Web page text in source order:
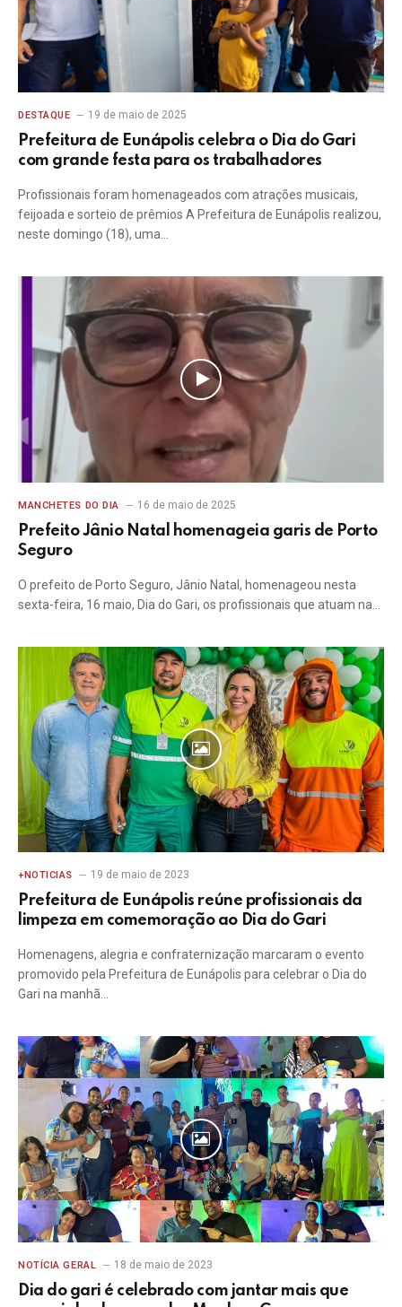
DESTAQUE 19 de maio de 2025
Prefeitura de Eunápolis celebra o Dia do Gari
com grande festa para os trabalhadores
Profissionais foram homenageados com atrações musicais,
feijoada e sorteio de prêmios A Prefeitura de Eunápolis realizou,
neste domingo (18), uma…
MANCHETES DO DIA 16 de maio de 2025
Prefeito Jânio Natal homenageia garis de Porto
Seguro
O prefeito de Porto Seguro, Jânio Natal, homenageou nesta
sexta-feira, 16 maio, Dia do Gari, os profissionais que atuam na…
+NOTICIAS 19 de maio de 2023
Prefeitura de Eunápolis reúne profissionais da
limpeza em comemoração ao Dia do Gari
Homenagens, alegria e confraternização marcaram o evento
promovido pela Prefeitura de Eunápolis para celebrar o Dia do
Gari na manhã…
NOTÍCIA GERAL 18 de maio de 2023
Dia do gari é celebrado com jantar mais que